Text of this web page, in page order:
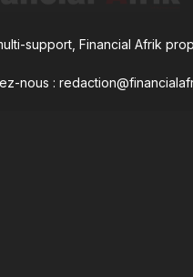
support, Financial Afrik
nous :